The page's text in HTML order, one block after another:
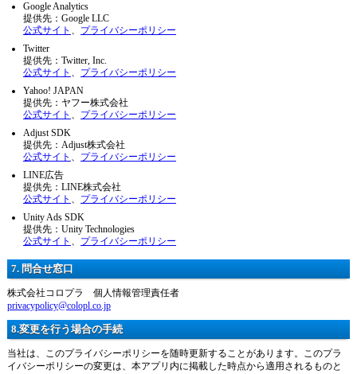
Google Analytics
提供先：Google LLC
公式サイト 、 プライバシーポリシー
Twitter
提供先：Twitter, Inc.
公式サイト 、 プライバシーポリシー
Yahoo! JAPAN
提供先：ヤフー株式会社
公式サイト 、 プライバシーポリシー
Adjust SDK
提供先：Adjust株式会社
公式サイト 、 プライバシーポリシー
LINE広告
提供先：LINE株式会社
公式サイト 、 プライバシーポリシー
Unity Ads SDK
提供先：Unity Technologies
公式サイト 、 プライバシーポリシー
7. 問合せ窓口
株式会社コロプラ 個人情報管理責任者
privacypolicy@colopl.co.jp
8.変更を行う場合の手続
当社は、このプライバシーポリシーを随時更新することがあります。このプラ
イバシーポリシーの変更は、本アプリ内に掲載した時点から適用されるものと